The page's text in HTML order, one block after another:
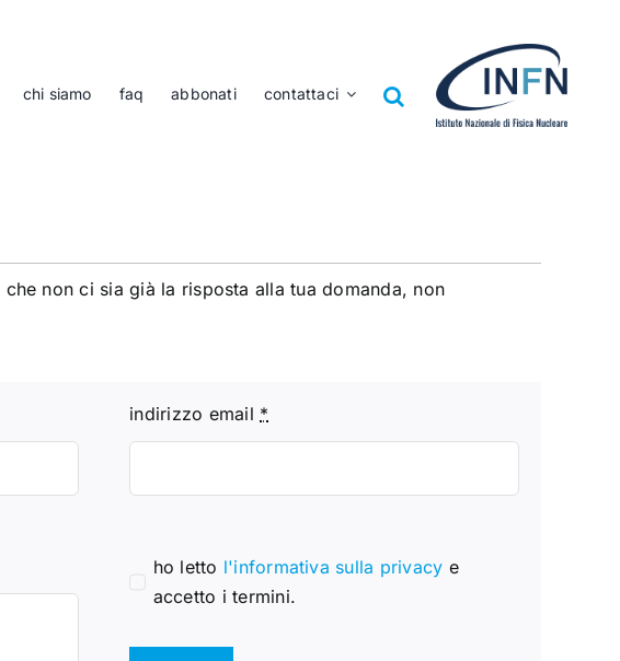
chi siamo faq abbonati contattaci
che non ci sia già la risposta alla tua domanda, non
indirizzo email *
ho letto l'informativa sulla privacy e
accetto i termini.